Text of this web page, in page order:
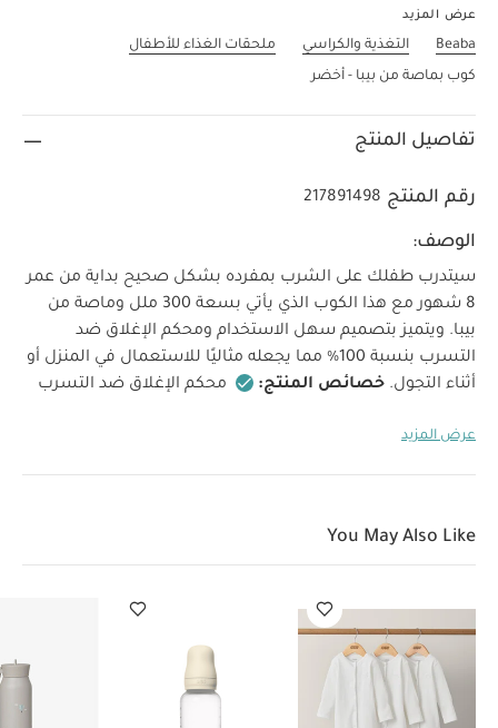
عرض المزيد
Beaba التغذية والكراسي
ملحقات الغذاء للأطفال
كوب بماصة من بيبا - أخضر
تفاصيل المنتج
رقم المنتج 217891498
الوصف:
سيتدرب طفلك على الشرب بمفرده بشكل صحيح بداية من عمر
8 شهور مع هذا الكوب الذي يأتي بسعة 300 ملل وماصة من
بيبا. ويتميز بتصميم سهل الاستخدام ومحكم الإغلاق ضد
التسرب بنسبة 100% مما يجعله مثاليًا للاستعمال في المنزل أو
أثناء التجول. خصائص المنتج:
محكم الإغلاق ضد التسرب
المنزل أو أثناء التجول
الطفل
تصميم مانع للتسرب: مزود بصمام وغطاء محكم
سهل التنظيف وقابل للفك بالكامل يوصى بالغسل يدويًا
تشمل:
كوب بماصة
مواصفات المنتج:
العمر المناسب: من 8 شهور فأكثر السعة:
قد
عرض المزيد
You May Also Like